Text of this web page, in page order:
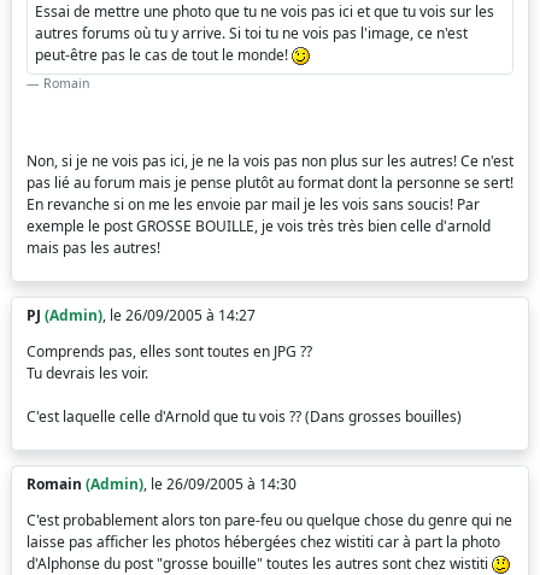
Essai de mettre une photo que tu ne vois pas ici et que tu vois sur les
autres forums où tu y arrive. Si toi tu ne vois pas l'image, ce n'est
peut-être pas le cas de tout le monde!
Romain
Non, si je ne vois pas ici, je ne la vois pas non plus sur les autres! Ce n'est
pas lié au forum mais je pense plutôt au format dont la personne se sert!
En revanche si on me les envoie par mail je les vois sans soucis! Par
exemple le post GROSSE BOUILLE, je vois très très bien celle d'arnold
mais pas les autres!
PJ (Admin), le 26/09/2005 à 14:27
Comprends pas, elles sont toutes en JPG ??
Tu devrais les voir.
C'est laquelle celle d'Arnold que tu vois ?? (Dans grosses bouilles)
Romain (Admin), le 26/09/2005 à 14:30
C'est probablement alors ton pare-feu ou quelque chose du genre qui ne
laisse pas afficher les photos hébergées chez wistiti car à part la photo
d'Alphonse du post "grosse bouille" toutes les autres sont chez wistiti